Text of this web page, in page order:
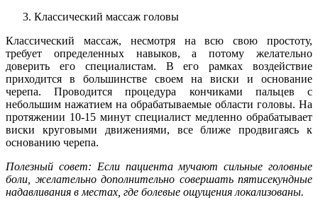
Классический массаж головы
Классический массаж, несмотря на всю свою простоту,
требует определенных навыков, а потому желательно
доверить его специалистам. В его рамках воздействие
приходится в большинстве своем на виски и основание
черепа. Проводится процедура кончиками пальцев с
небольшим нажатием на обрабатываемые области головы. На
протяжении 10-15 минут специалист медленно обрабатывает
виски круговыми движениями, все ближе продвигаясь к
основанию черепа.
Полезный совет: Если пациента мучают сильные головные
боли, желательно дополнительно совершать пятисекундные
надавливания в местах, где болевые ощущения локализованы.